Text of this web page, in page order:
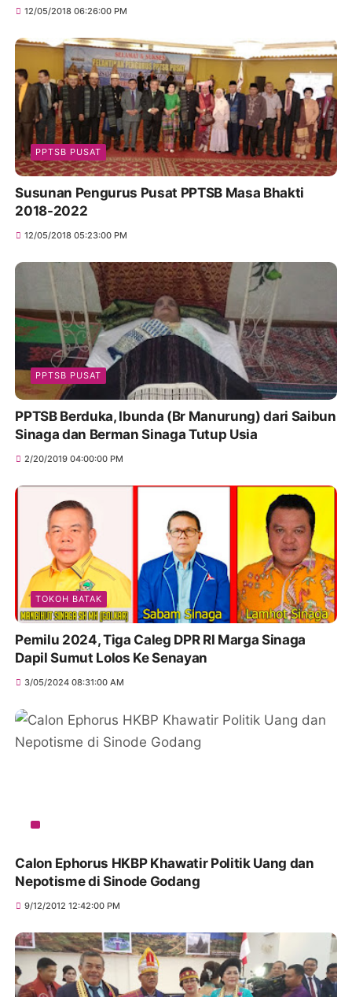
12/05/2018 06:26:00 PM
PPTSB PUSAT
Susunan Pengurus Pusat PPTSB Masa Bhakti
2018-2022
12/05/2018 05:23:00 PM
PPTSB PUSAT
PPTSB Berduka, Ibunda (Br Manurung) dari Saibun
Sinaga dan Berman Sinaga Tutup Usia
2/20/2019 04:00:00 PM
TOKOH BATAK
Pemilu 2024, Tiga Caleg DPR RI Marga Sinaga
Dapil Sumut Lolos Ke Senayan
3/05/2024 08:31:00 AM
Calon Ephorus HKBP Khawatir Politik Uang dan
Nepotisme di Sinode Godang
9/12/2012 12:42:00 PM